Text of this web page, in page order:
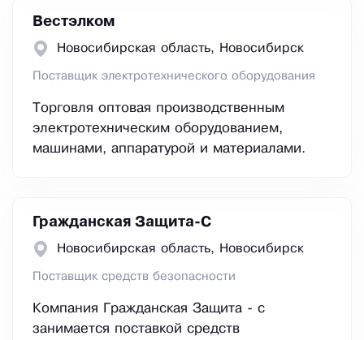
Вестэлком
Новосибирская область, Новосибирск
Поставщик электротехнического оборудования
Торговля оптовая производственным
электротехническим оборудованием,
машинами, аппаратурой и материалами.
Гражданская Защита-С
Новосибирская область, Новосибирск
Поставщик средств безопасности
Компания Гражданская Защита - с
занимается поставкой средств